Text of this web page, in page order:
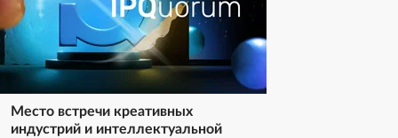
Место встречи креативных
индустрий и интеллектуальной